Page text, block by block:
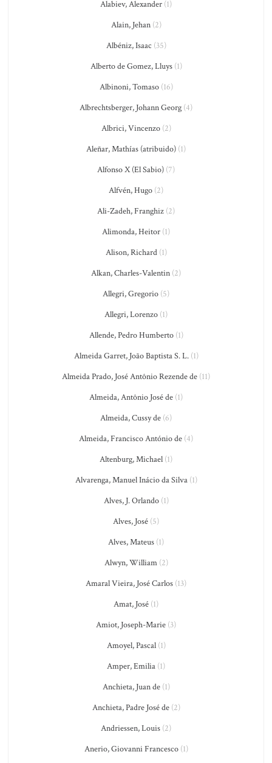
Alabiev, Alexander (1)
Alain, Jehan(2)
Albéniz, Isaac (35)
Alberto de Gomez, Lluys(1)
Albinoni, Tomaso(16)
Albrechtsberger, Johann Georg (4)
Albrici, Vincenzo(2)
Aleñar, Mathías (atribuido) (1)
Alfonso X (El Sabio) (7)
Alfvén, Hugo (2)
Ali-Zadeh, Franghiz (2)
Alimonda, Heitor (1)
Alison, Richard(1)
Alkan, Charles-Valentin (2)
Allegri, Gregorio (5)
Allegri, Lorenzo (1)
Allende, Pedro Humberto(1)
Almeida Garret, João Baptista S. L.(1)
Almeida Prado, José Antônio Rezende de (11)
Almeida, Antônio José de (1)
Almeida, Cussy de (6)
Almeida, Francisco António de (4)
Altenburg, Michael (1)
Alvarenga, Manuel Inácio da Silva(1)
Alves, J. Orlando(1)
Alves, José (5)
Alves, Mateus (1)
Alwyn, William(2)
Amaral Vieira, José Carlos (13)
Amat, José (1)
Amiot, Joseph-Marie (3)
Amoyel, Pascal(1)
Amper, Emilia (1)
Anchieta, Juan de(1)
Anchieta, Padre José de(2)
Andriessen, Louis (2)
Anerio, Giovanni Francesco(1)